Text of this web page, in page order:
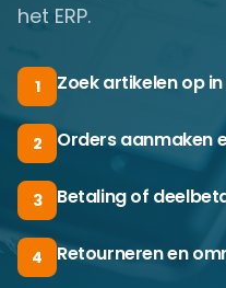
het ERP.
1 Zoek artikelen op
2 Orders aanmaken
3 Betaling of
4 Retourneren en